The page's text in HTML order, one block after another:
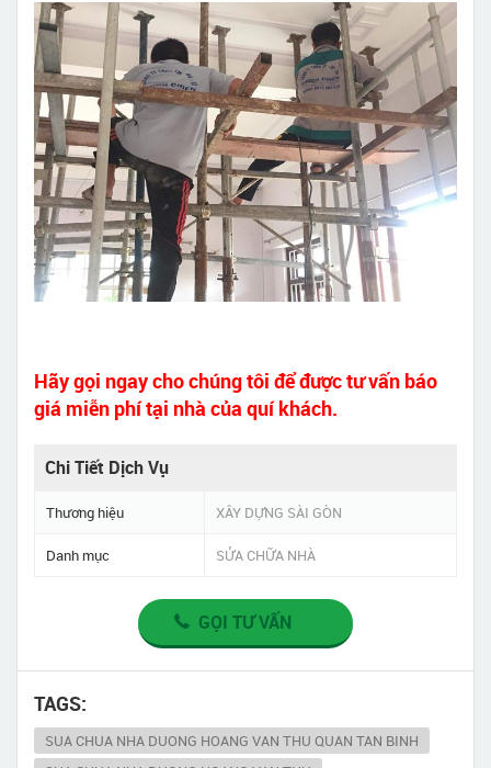
Hãy gọi ngay cho chúng tôi để được tư vấn báo
giá miễn phí tại nhà của quí khách.
Chi Tiết Dịch Vụ
Thương hiệu XÂY DỰNG SÀI GÒN
Danh mục SỬA CHỮA NHÀ
GỌI TƯ VẤN
TAGS:
SUA CHUA NHA DUONG HOANG VAN THU QUAN TAN BINH